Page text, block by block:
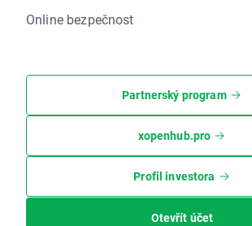
Online bezpečnost
Partnerský program
xopenhub.pro
Profil investora
Otevřít účet